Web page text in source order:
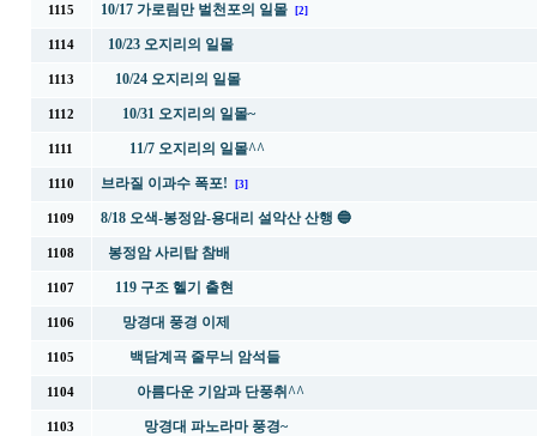
1115 10/17 가로림만 벌천포의 일몰 [2]
1114 10/23 오지리의 일몰
1113 10/24 오지리의 일몰
1112 10/31 오지리의 일몰~
1111 11/7 오지리의 일몰^^
1110 브라질 이과수 폭포! [3]
1109 8/18 오색-봉정암-용대리 설악산 산행 🔵
1108 봉정암 사리탑 참배
1107 119 구조 헬기 출현
1106 망경대 풍경 이제
1105 백담계곡 줄무늬 암석들
1104 아름다운 기암과 단풍취^^
1103 망경대 파노라마 풍경~